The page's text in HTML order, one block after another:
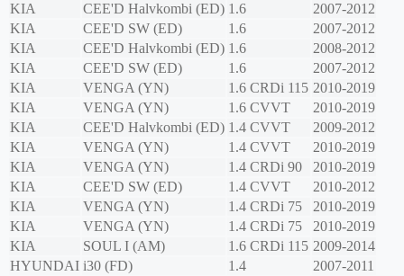
KIA
CEE'D Halvkombi (ED) 1.6
2007-2012
KIA
CEE'D SW (ED) 1.6
2007-2012
KIA
CEE'D Halvkombi (ED) 1.6
2008-2012
KIA
CEE'D SW (ED) 1.6
2007-2012
KIA
VENGA (YN) 1.6 CRDi 115 2010-2019
KIA
VENGA (YN) 1.6 CVVT
2010-2019
KIA
CEE'D Halvkombi (ED) 1.4 CVVT
2009-2012
KIA
VENGA (YN) 1.4 CVVT
2010-2019
KIA
VENGA (YN) 1.4 CRDi 90
2010-2019
KIA
CEE'D SW (ED) 1.4 CVVT
2010-2012
KIA
VENGA (YN) 1.4 CRDi 75
2010-2019
KIA
VENGA (YN) 1.4 CRDi 75
2010-2019
KIA
SOUL I (AM) 1.6 CRDi 115 2009-2014
HYUNDAI i30 (FD) 1.4
2007-2011